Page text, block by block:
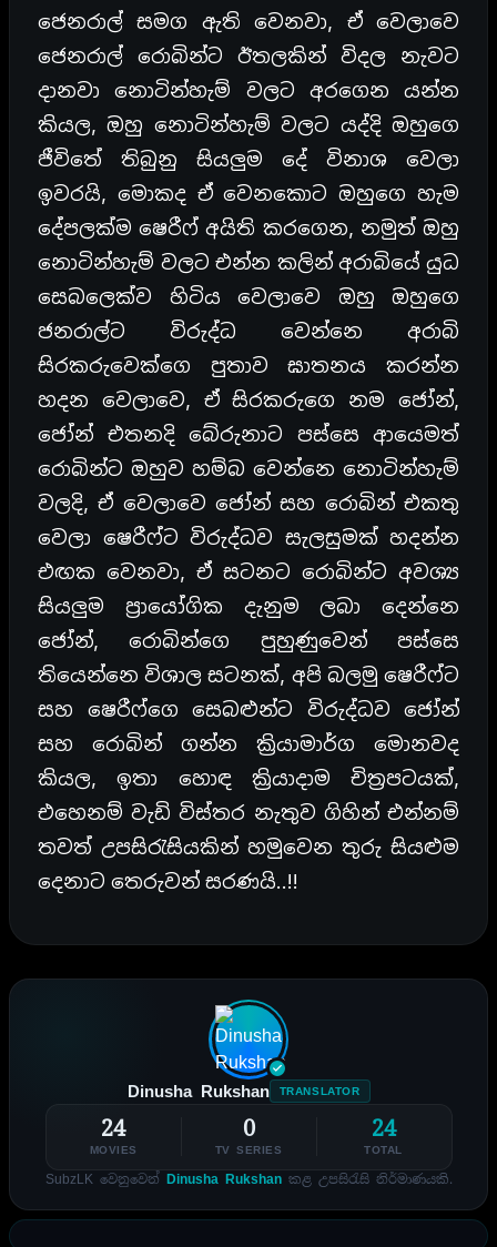
ජෙනරාල් සමග ඇති වෙනවා, ඒ වෙලාවෙ
ජෙනරාල් රොබින්ට ඊතලකින් විදල නැවට
දානවා නොටින්හැම් වලට අරගෙන යන්න
කියල, ඔහු නොටින්හැම් වලට යද්දි ඔහුගෙ
ජීවිතේ තිබුනු සියලුම දේ විනාශ වෙලා
ඉවරයි, මොකද ඒ වෙනකොට ඔහුගෙ හැම
දේපලක්ම ෂෙරීෆ් අයිති කරගෙන, නමුත් ඔහු
නොටින්හැම් වලට එන්න කලින් අරාබියේ යුධ
සෙබලෙක්ව හිටිය වෙලාවෙ ඔහු ඔහුගෙ
ජනරාල්ට විරුද්ධ වෙන්නෙ අරාබි
සිරකරුවෙක්ගෙ පුතාව ඝාතනය කරන්න
හදන වෙලාවෙ, ඒ සිරකරුගෙ නම ජෝන්,
ජෝන් එතනදි බේරුනාට පස්සෙ ආයෙමත්
රොබින්ට ඔහුව හම්බ වෙන්නෙ නොටින්හැම්
වලදි, ඒ වෙලාවෙ ජෝන් සහ රොබින් එකතු
වෙලා ෂෙරීෆ්ට විරුද්ධව සැලසුමක් හදන්න
එඟක වෙනවා, ඒ සටනට රොබින්ට අවශ්‍ය
සියලුම ප්‍රායෝගික දැනුම ලබා දෙන්නෙ
ජෝන්, රොබින්ගෙ පුහුණුවෙන් පස්සෙ
තියෙන්නෙ විශාල සටනක්, අපි බලමු ෂෙරීෆ්ට
සහ ෂෙරීෆ්ගෙ සෙබළුන්ට විරුද්ධව ජෝන්
සහ රොබින් ගන්න ක්‍රියාමාර්ග මොනවද
කියල, ඉතා හොඳ ක්‍රියාදාම චිත්‍රපටයක්,
එහෙනම් වැඩි විස්තර නැතුව ගිහින් එන්නම්
තවත් උපසිරැසියකින් හමුවෙන තුරු සියළුම
දෙනාට තෙරුවන් සරණයි..!!
Dinusha Rukshan TRANSLATOR
24
MOVIES
0
TV SERIES
24
TOTAL
SubzLK වෙනුවෙන් Dinusha Rukshanකළ උපසිරැසි නිර්මාණයකි.